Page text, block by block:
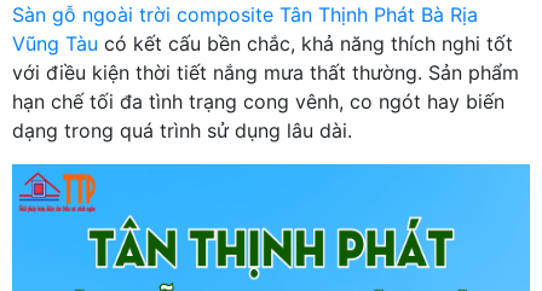
Sàn gỗ ngoài trời composite Tân Thịnh Phát Bà Rịa
Vũng Tàu có kết cấu bền chắc, khả năng thích nghi tốt
với điều kiện thời tiết nắng mưa thất thường. Sản phẩm
hạn chế tối đa tình trạng cong vênh, co ngót hay biến
dạng trong quá trình sử dụng lâu dài.